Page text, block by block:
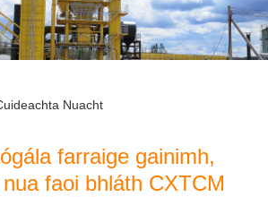
Nuacht
farraige gainimh,
faoi bhláth CXTCM